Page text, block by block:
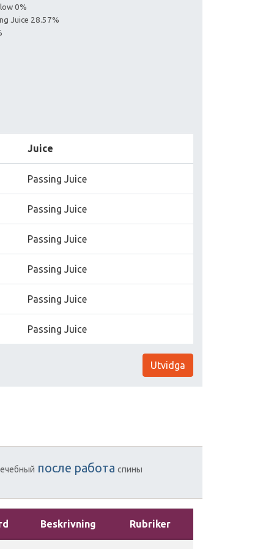
0%
Juice 28.57%
Juice
Passing Juice
Passing Juice
Passing Juice
Passing Juice
Passing Juice
Passing Juice
Utvidga
после работа спины
Beskrivning Rubriker